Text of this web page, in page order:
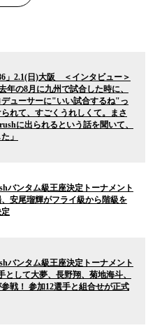
」2.1(日)大阪 ＜インタビュー＞
年の8月に九州で試合した時に、
ューサーに"いい試合するね"っ
れて、すごくうれしくて。まさ
に出られるという話を聞いて、
」
バンタム級王座決定トーナメント
安尾瑠輝がフライ級から階級を
定
バンタム級王座決定トーナメント
として大夢、長野翔、菊地海斗、
戦！ 参加12選手と組合せが正式